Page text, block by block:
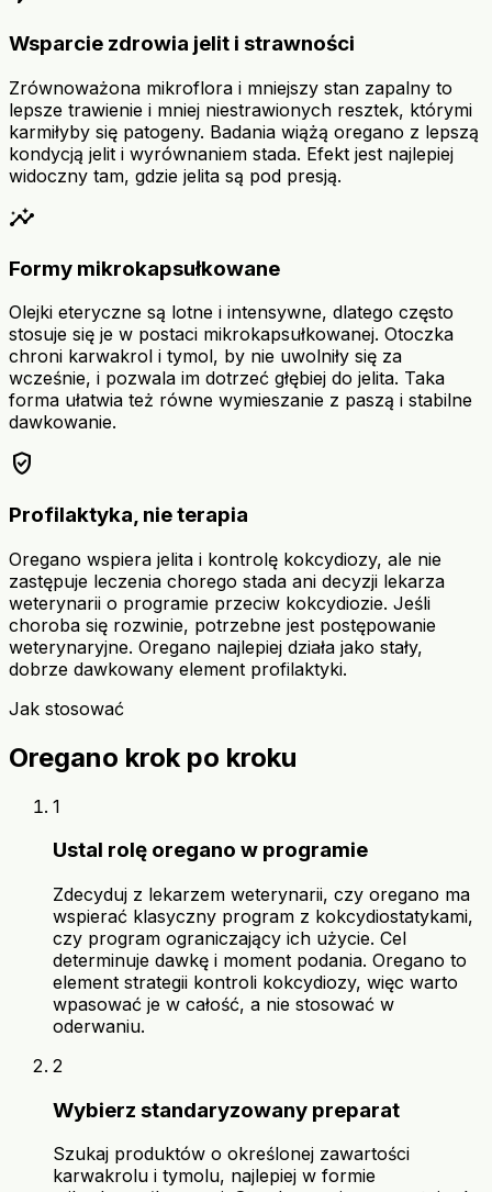
Wsparcie zdrowia jelit i strawności
Zrównoważona mikroflora i mniejszy stan zapalny to
lepsze trawienie i mniej niestrawionych resztek, którymi
karmiłyby się patogeny. Badania wiążą oregano z lepszą
kondycją jelit i wyrównaniem stada. Efekt jest najlepiej
widoczny tam, gdzie jelita są pod presją.
insights
Formy mikrokapsułkowane
Olejki eteryczne są lotne i intensywne, dlatego często
stosuje się je w postaci mikrokapsułkowanej. Otoczka
chroni karwakrol i tymol, by nie uwolniły się za
wcześnie, i pozwala im dotrzeć głębiej do jelita. Taka
forma ułatwia też równe wymieszanie z paszą i stabilne
dawkowanie.
verified_user
Profilaktyka, nie terapia
Oregano wspiera jelita i kontrolę kokcydiozy, ale nie
zastępuje leczenia chorego stada ani decyzji lekarza
weterynarii o programie przeciw kokcydiozie. Jeśli
choroba się rozwinie, potrzebne jest postępowanie
weterynaryjne. Oregano najlepiej działa jako stały,
dobrze dawkowany element profilaktyki.
Jak stosować
Oregano krok po kroku
1
Ustal rolę oregano w programie
Zdecyduj z lekarzem weterynarii, czy oregano ma
wspierać klasyczny program z kokcydiostatykami,
czy program ograniczający ich użycie. Cel
determinuje dawkę i moment podania. Oregano to
element strategii kontroli kokcydiozy, więc warto
wpasować je w całość, a nie stosować w
oderwaniu.
2
Wybierz standaryzowany preparat
Szukaj produktów o określonej zawartości
karwakrolu i tymolu, najlepiej w formie